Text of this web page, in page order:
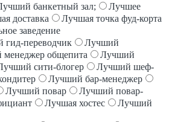
банкетный зал;
Лучшее
доставка
Лучшая точка фуд-корта
заведение
гид-переводчик
Лучший
общепита
Лучший
сити-блогер
Лучший шеф-
Лучший бар-менеджер
Лучший повар
Лучший повар-
Лучшая хостес
Лучший